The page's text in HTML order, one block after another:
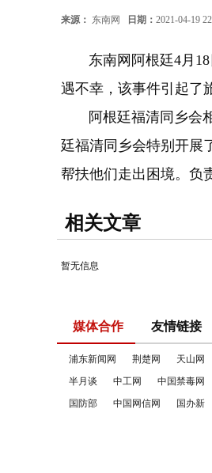
来源： 东南网 日期： 2021-04-19
东南网阿根廷4月18
遇不幸，该事件引起了
阿根廷福清同乡会相
廷福清同乡会特别开展
帮扶他们走出困境。负
相关文章
暂无信息
媒体合作 友情链接
浦东新闻网 荆楚网 天山网
半月谈
中工网 中国禁毒网
国防部
中国网信网 国办新